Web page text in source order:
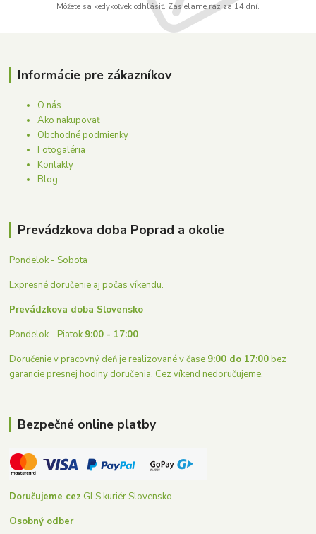
Môžete sa kedykoľvek odhlásiť. Zasielame raz za 14 dní.
Informácie pre zákazníkov
O nás
Ako nakupovať
Obchodné podmienky
Fotogaléria
Kontakty
Blog
Prevádzkova doba Poprad a okolie
Pondelok - Sobota
Expresné doručenie aj počas víkendu.
Prevádzkova doba Slovensko
Pondelok - Piatok9:00 - 17:00
Doručenie v pracovný deň je realizované v čase 9:00 do 17:00bez
garancie presnej hodiny doručenia. Cez víkend nedoručujeme.
Bezpečné online platby
Doručujeme cez GLS kuriér Slovensko
Osobný odber